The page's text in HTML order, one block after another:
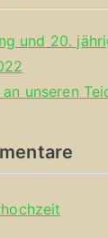
und 20.
unseren